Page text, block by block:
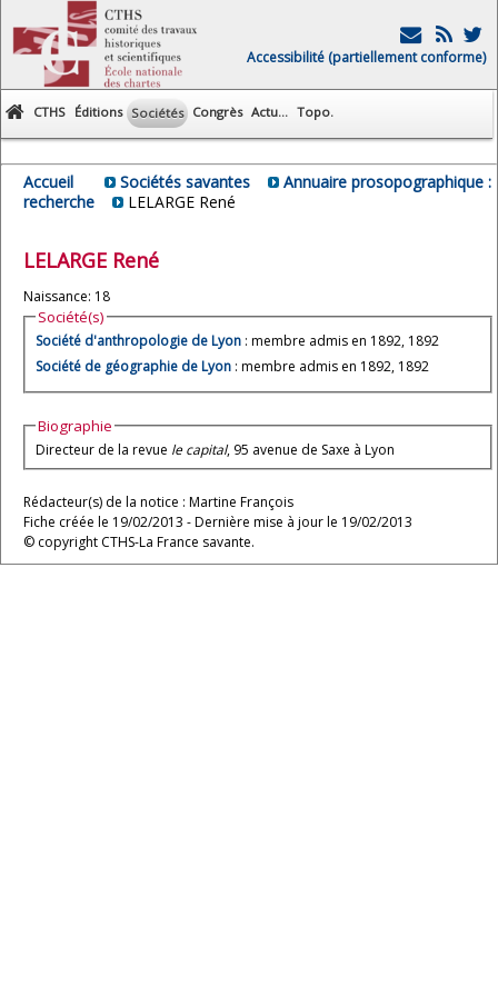
Accessibilité (partiellement conforme)
CTHS Éditions Sociétés Congrès Actu... Topo.
Accueil Sociétés savantes
Annuaire prosopographique :
recherche
LELARGE René
LELARGE René
Naissance: 18
Société(s)
Société d'anthropologie de Lyon : membre admis en 1892, 1892
Société de géographie de Lyon : membre admis en 1892, 1892
Biographie
Directeur de la revue le capital , 95 avenue de Saxe à Lyon
Rédacteur(s) de la notice : Martine François
Fiche créée le 19/02/2013 - Dernière mise à jour le 19/02/2013
© copyright CTHS-La France savante.